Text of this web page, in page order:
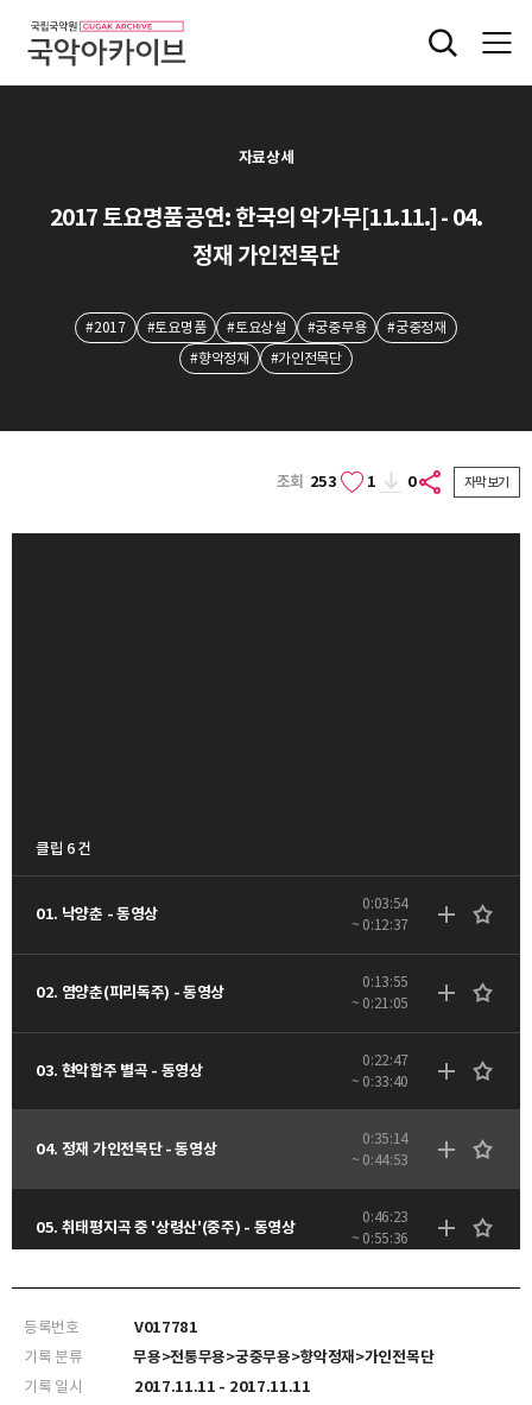
자료상세
2017 토요명품공연: 한국의 악가무[11.11.] - 04.
정재 가인전목단
#2017 #토요명품 #토요상설 #궁중무용
#궁중정재
#향악정재
#가인전목단
조회 253 1 0 자막보기
클립 6 건
01. 낙양춘 - 동영상
0:03:54
~ 0:12:37
02. 염양춘(피리독주) - 동영상
0:13:55
~ 0:21:05
03. 현악합주 별곡 - 동영상
0:22:47
~ 0:33:40
04. 정재 가인전목단 - 동영상
0:35:14
~ 0:44:53
05. 취태평지곡 중 '상령산'(중주) - 동영상
0:46:23
~ 0:55:36
1:06:51
등록번호
V017781
기록 분류
무용>전통무용>궁중무용>향악정재>가인전목단
기록 일시
2017.11.11 - 2017.11.11